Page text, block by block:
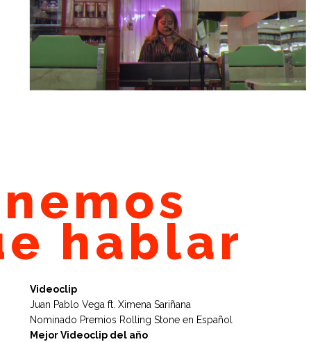
hablar
Videoclip
Juan Pablo Vega ft. Ximena Sariñana
Nominado Premios Rolling Stone en Español
Mejor Videoclip del año